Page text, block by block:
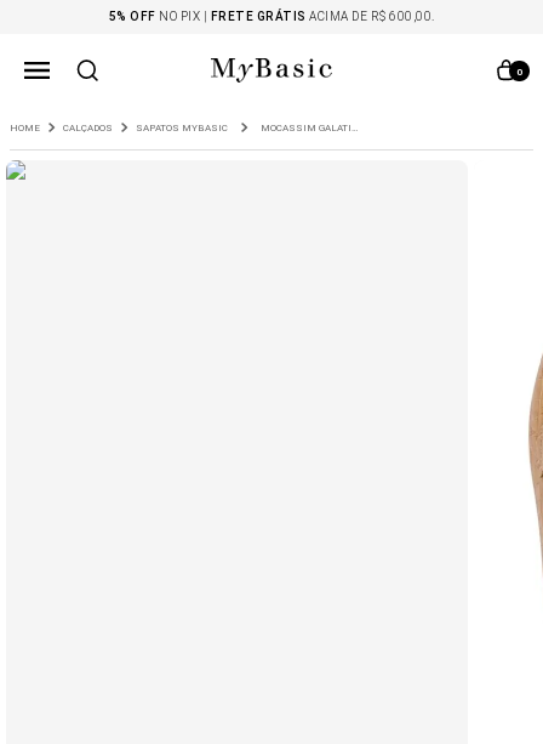
5% OFF NO PIX | FRETE GRÁTIS ACIMA DE R$ 600,00.
0
CALÇADOS SAPATOS MYBASIC MOCASSIM GALATI CROCO EM COURO CARAMELO